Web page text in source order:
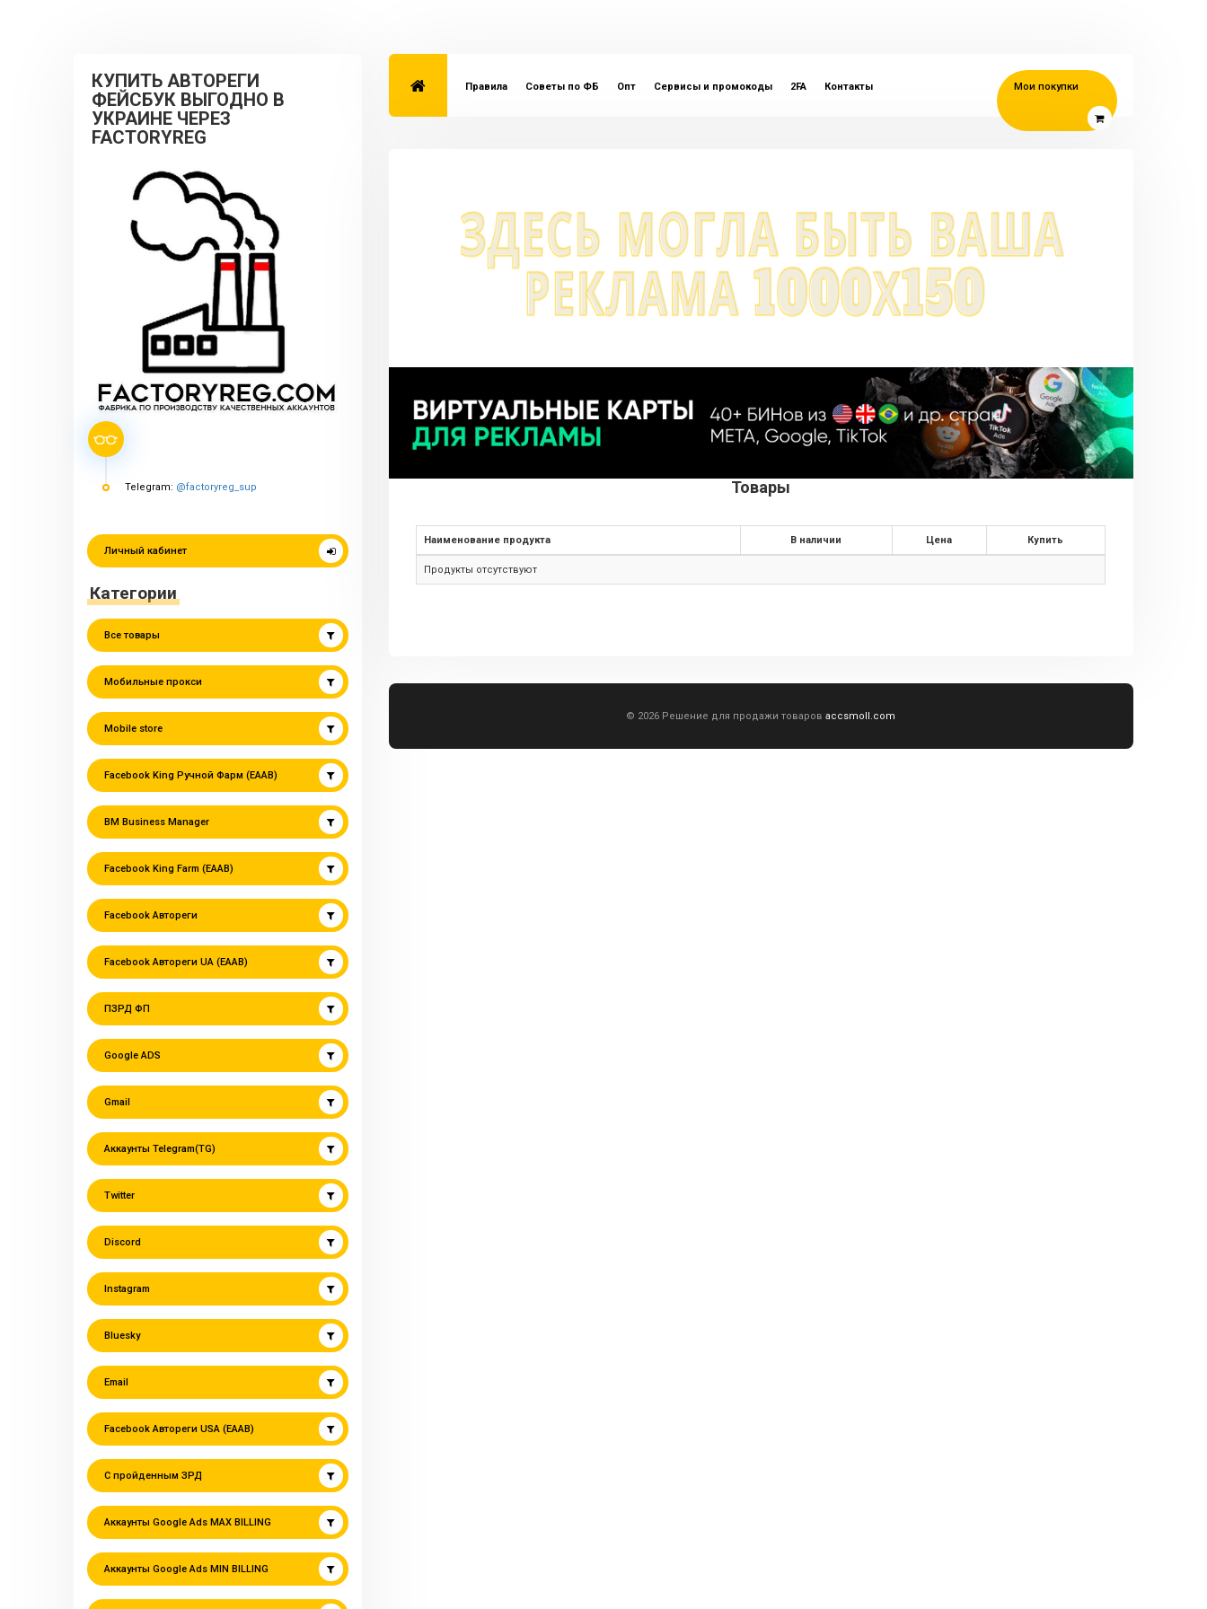
КУПИТЬ АВТОРЕГИ
ФЕЙСБУК ВЫГОДНО В
УКРАИНЕ ЧЕРЕЗ
FACTORYREG
Telegram: @factoryreg_sup
Личный кабинет
Категории
Все товары
Мобильные прокси
Mobile store
Facebook King Ручной Фарм (EAAB)
BM Business Manager
Facebook King Farm (EAAB)
Facebook Автореги
Facebook Автореги UA (EAAB)
ПЗРД ФП
Google ADS
Gmail
Аккаунты Telegram(TG)
Twitter
Discord
Instagram
Bluesky
Email
Facebook Автореги USA (EAAB)
С пройденным ЗРД
Аккаунты Google Ads MAX BILLING
Аккаунты Google Ads MIN BILLING
Правила Советы по ФБ Опт Сервисы и промокоды 2FA Контакты Мои покупки
Товары
Наименование продукта В наличии Цена Купить
Продукты отсутствуют
© 2026 Решение для продажи товаровaccsmoll.com